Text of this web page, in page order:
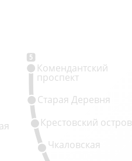
5
Чкаловская
Крестовский остров
Старая Деревня
Комендантский
проспект